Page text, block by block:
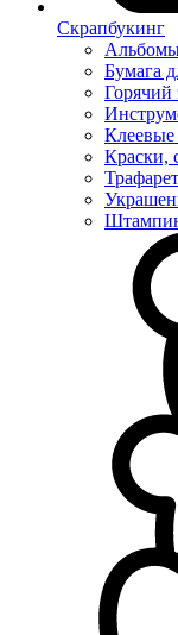
Скрапбукинг
Альбомы
Бумага
Горячий
Клеевые
Краски,